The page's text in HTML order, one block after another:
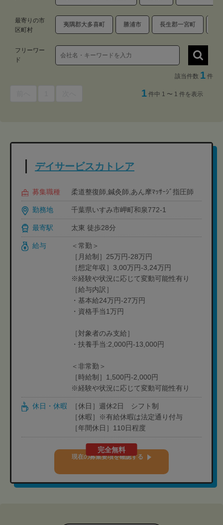
最寄りの市
区町村
夷隅郡大多喜町 勝浦市 長生郡一宮町
フリーワー
ド
該当件数 1 件
1 件中 1 〜 1 件を表示
デイサービスカトレア
募集職種 柔道整復師,鍼灸師,あん摩ﾏｯｻｰｼﾞ指圧師
勤務地 千葉県いすみ市岬町和泉772-1
最寄駅 太東 徒歩28分
給与
＜常勤＞
［月給制］25万円-28万円
［想定年収］3,00万円-3,24万円
※経験や状況に応じて変動可能性有り
［給与内訳］
・基本給24万円‐27万円
・資格手当1万円
［対象者のみ支給］
・扶養手当:2,000円-13,000円
＜非常勤＞
［時給制］1,500円-2,000円
※経験や状況に応じて変動可能性有り
休日・休暇
［休日］週休2日 シフト制
［休暇］※有給休暇は法定通り付与
［年間休日］110日程度
完全無料
現在の募集要項を確認する